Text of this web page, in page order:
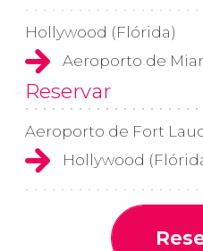
Hollywood (Flórida)
Aeroporto de
Reservar
Aeroporto de Fort
Hollywood